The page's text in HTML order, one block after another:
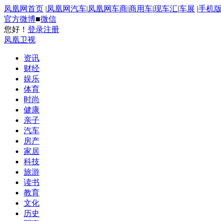
凤凰网首页 |凤凰网汽车|凤凰网车商|商用车|现车汇|车展 |手机版
官方微博■微信
您好！ 登录注册
凤凰卫视
资讯
财经
娱乐
体育
时尚
健康
亲子
汽车
房产
家居
科技
旅游
读书
教育
文化
历史